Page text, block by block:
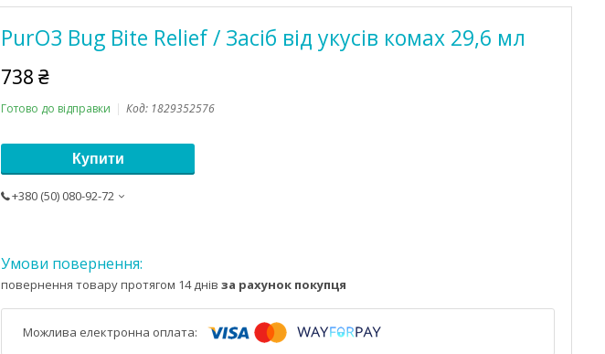
PurO3 Bug Bite Relief / Засіб від укусів комах 29,6 мл
738 ₴
Готово до відправки Код: 1829352576
Купити
+380 (50) 080-92-72
повернення товару протягом 14 днів за рахунок покупця